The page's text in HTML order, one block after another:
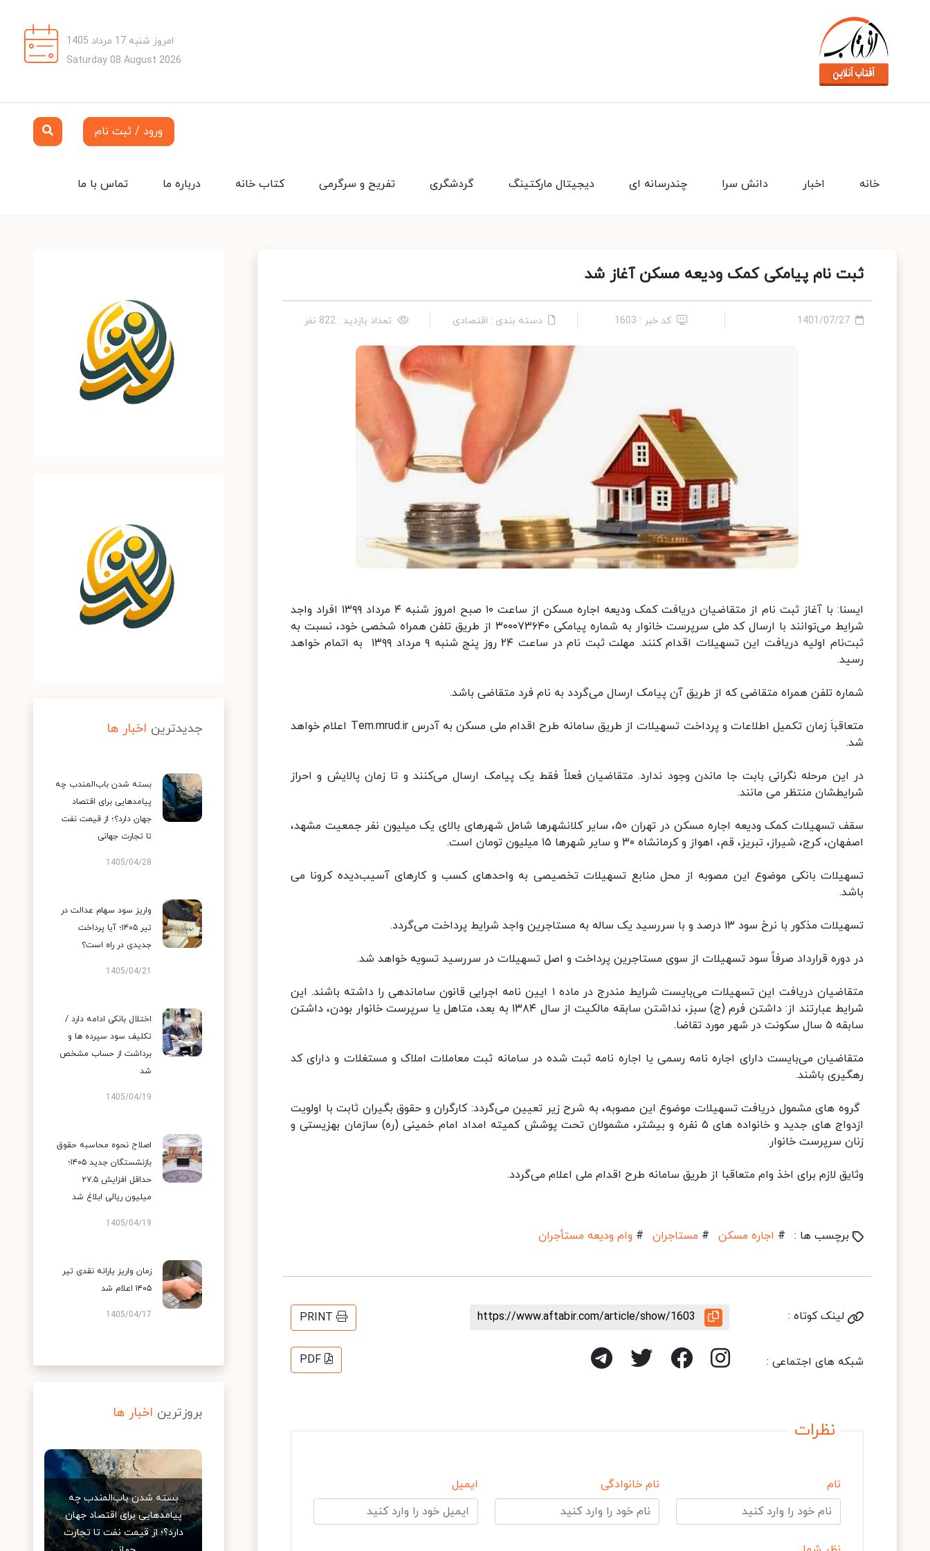
امروز شنبه 17 مرداد 1405
Saturday 08 August 2026
ورود / ثبت نام
تماس با ما درباره ما کتاب خانه تفریح و سرگرمی گردشگری دیجیتال مارکتینگ چندرسانه ای دانش سرا اخبار خانه
ثبت نام پیامکی کمک ودیعه مسکن آغاز شد
1401/07/27 کد خبر : 1603 دسته بندی : اقتصادی تعداد بازدید : 822 نفر
ایسنا: با آغاز ثبت نام از متقاضیان دریافت کمک ودیعه اجاره مسکن از ساعت ۱۰ صبح امروز شنبه ۴ مرداد ۱۳۹۹ افراد واجد
شرایط می‌توانند با ارسال کد ملی سرپرست خانوار به شماره پیامکی ۳۰۰۰۷۳۶۴۰ از طریق تلفن همراه شخصی خود، نسبت به
ثبت‌نام اولیه دریافت این تسهیلات اقدام کنند. مهلت ثبت نام در ساعت ۲۴ روز پنج شنبه ۹ مرداد ۱۳۹۹ به اتمام خواهد
رسید.
شماره تلفن همراه متقاضی که از طریق آن پیامک ارسال می‌گردد به نام فرد متقاضی باشد.
متعاقباَ زمان تکمیل اطلاعات و پرداخت تسهیلات از طریق سامانه طرح اقدام ملی مسکن به آدرس Tem.mrud.ir اعلام خواهد
شد.
در این مرحله نگرانی بابت جا ماندن وجود ندارد. متقاضیان فعلاً فقط یک پیامک ارسال می‌کنند و تا زمان پالایش و احراز
شرایطشان منتظر می مانند.
سقف تسهیلات کمک ودیعه اجاره مسکن در تهران ۵۰، سایر کلانشهرها شامل شهرهای بالای یک میلیون نفر جمعیت مشهد،
اصفهان، کرج، شیراز، تبریز، قم، اهواز و کرمانشاه ۳۰ و سایر شهرها ۱۵ میلیون تومان است.
تسهیلات بانکی موضوع این مصوبه از محل منابع تسهیلات تخصیصی به واحدهای کسب و کارهای آسیب‌دیده کرونا می
باشد.
تسهیلات مذکور با نرخ سود ۱۳ درصد و با سررسید یک ساله به مستاجرین واجد شرایط پرداخت می‌گردد.
در دوره قرارداد صرفاً سود تسهیلات از سوی مستاجرین پرداخت و اصل تسهیلات در سررسید تسویه خواهد شد.
متقاضیان دریافت این تسهیلات می‌بایست شرایط مندرج در ماده ۱ ایین نامه اجرایی قانون ساماندهی را داشته باشند. این
شرایط عبارتند از: داشتن فرم (ج) سبز، نداشتن سابقه مالکیت از سال ۱۳۸۴ به بعد، متاهل یا سرپرست خانوار بودن، داشتن
سابقه ۵ سال سکونت در شهر مورد تقاضا.
متقاضیان می‌بایست دارای اجاره نامه رسمی یا اجاره نامه ثبت شده در سامانه ثبت معاملات املاک و مستغلات و دارای کد
رهگیری باشند.
گروه های مشمول دریافت تسهیلات موضوع این مصوبه، به شرح زیر تعیین می‌گردد: کارگران و حقوق بگیران ثابت با اولویت
ازدواج های جدید و خانواده های ۵ نفره و بیشتر، مشمولان تحت پوشش کمیته امداد امام خمینی (ره) سازمان بهزیستی و
زنان سرپرست خانوار.
وثایق لازم برای اخذ وام متعاقبا از طریق سامانه طرح اقدام ملی اعلام می‌گردد.
برچسب ها : # اجاره مسکن # مستاجران # وام ودیعه مستأجران
لینک کوتاه : https://www.aftabir.com/article/show/1603
PRINT
شبکه های اجتماعی : PDF
نظرات
نام نام خانوادگی ایمیل
جدیدترین اخبار ها
بسته شدن باب‌المندب چه
پیامدهایی برای اقتصاد
جهان دارد؟؛ از قیمت نفت
تا تجارت جهانی
1405/04/28
واریز سود سهام عدالت در
تیر ۱۴۰۵؛ آیا پرداخت
جدیدی در راه است؟
1405/04/21
اختلال بانکی ادامه دارد /
تکلیف سود سپرده ها و
برداشت از حساب مشخص
شد
1405/04/19
اصلاح نحوه محاسبه حقوق
بازنشستگان جدید ۱۴۰۵؛
حداقل افزایش ۲۷.۵
میلیون ریالی ابلاغ شد
1405/04/19
زمان واریز یارانه نقدی تیر
۱۴۰۵ اعلام شد
1405/04/17
بروزترین اخبار ها
بسته شدن باب‌المندب چه
پیامدهایی برای اقتصاد جهان
دارد؟؛ از قیمت نفت تا تجارت